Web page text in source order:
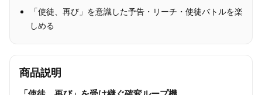
「使徒、再び」を意識した予告・リーチ・使徒バトルを楽
しめる
商品説明